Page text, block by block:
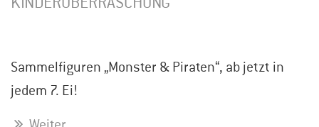
Sammelfiguren „Monster & Piraten“, ab jetzt in
jedem 7. Ei!